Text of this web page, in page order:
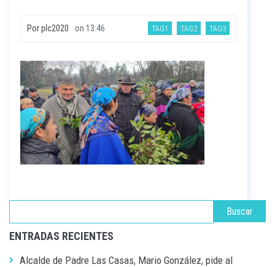
Porplc2020 on 13:46 TAG1 TAG2 TAG3
ENTRADAS RECIENTES
Alcalde de Padre Las Casas, Mario González, pide al